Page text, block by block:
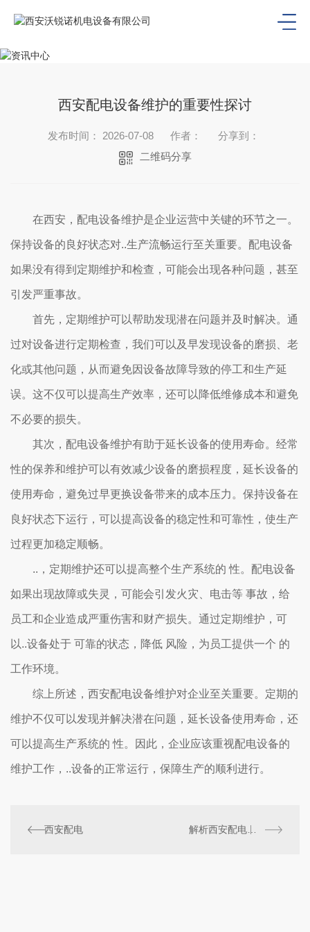
西安配电设备维护的重要性探讨
发布时间： 2026-07-08 作者：
分享到：
二维码分享
在西安，配电设备维护是企业运营中关键的环节之一。
保持设备的良好状态对..生产流畅运行至关重要。配电设备
如果没有得到定期维护和检查，可能会出现各种问题，甚至
引发严重事故。
首先，定期维护可以帮助发现潜在问题并及时解决。通
过对设备进行定期检查，我们可以及早发现设备的磨损、老
化或其他问题，从而避免因设备故障导致的停工和生产延
误。这不仅可以提高生产效率，还可以降低维修成本和避免
不必要的损失。
其次，配电设备维护有助于延长设备的使用寿命。经常
性的保养和维护可以有效减少设备的磨损程度，延长设备的
使用寿命，避免过早更换设备带来的成本压力。保持设备在
良好状态下运行，可以提高设备的稳定性和可靠性，使生产
过程更加稳定顺畅。
..，定期维护还可以提高整个生产系统的 性。配电设备
如果出现故障或失灵，可能会引发火灾、电击等 事故，给
员工和企业造成严重伤害和财产损失。通过定期维护，可
以..设备处于 可靠的状态，降低 风险，为员工提供一个 的
工作环境。
综上所述，西安配电设备维护对企业至关重要。定期的
维护不仅可以发现并解决潜在问题，延长设备使用寿命，还
可以提高生产系统的 性。因此，企业应该重视配电设备的
维护工作，..设备的正常运行，保障生产的顺利进行。
西安配电 解析西安配电网络的现状与挑战